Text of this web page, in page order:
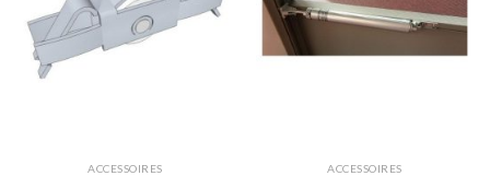
ACCESSOIRES ACCESSOIRES